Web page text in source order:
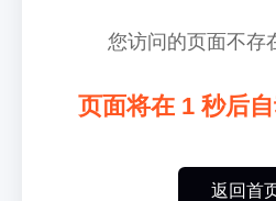
您访问的页面不存
页面将在 1 秒后
返回首